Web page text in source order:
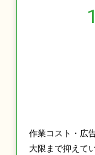
1
作業コスト・広
大限まで抑えて